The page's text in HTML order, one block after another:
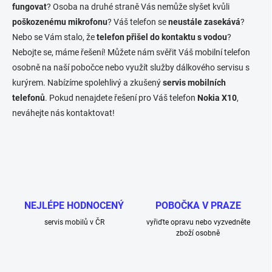
c
í
p
r
v
k
y
v
ý
fungovat? Osoba na druhé straně Vás nemůže slyšet kvůli
poškozenému mikrofonu? Váš telefon seneustále zasekává?
Nebo se Vám stalo, žetelefon přišel do kontaktu s vodou?
Nebojte se, máme řešení! Můžete nám svěřit Váš mobilní telefon
osobně na naší pobočce nebo využít služby dálkového servisu s
kurýrem. Nabízíme spolehlivý a zkušenýservis mobilních
telefonů. Pokud nenajdete řešení pro Váš telefon Nokia X10,
neváhejte nás kontaktovat!
NEJLÉPE HODNOCENÝ
servis mobilů v ČR
POBOČKA V PRAZE
vyřiďte opravu nebo vyzvedněte
zboží osobně